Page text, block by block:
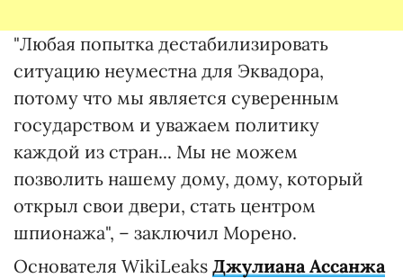
"Любая попытка дестабилизировать
ситуацию неуместна для Эквадора,
потому что мы является суверенным
государством и уважаем политику
каждой из стран... Мы не можем
позволить нашему дому, дому, который
открыл свои двери, стать центром
шпионажа", – заключил Морено.
Основателя WikiLeaks Джулиана Ассанжа